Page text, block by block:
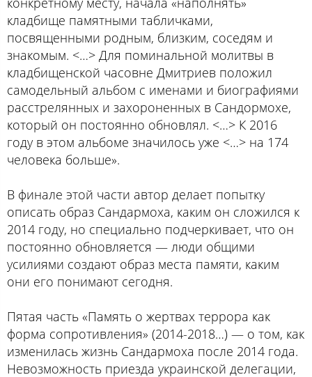
кладбище памятными табличками,
посвященными родным, близким, соседям и
знакомым. <…> Для поминальной молитвы в
кладбищенской часовне Дмитриев положил
самодельный альбом с именами и биографиями
расстрелянных и захороненных в Сандормохе,
который он постоянно обновлял. <…> К 2016
году в этом альбоме значилось уже <…> на 174
человека больше».
В финале этой части автор делает попытку
описать образ Сандармоха, каким он сложился к
2014 году, но специально подчеркивает, что он
постоянно обновляется — люди общими
усилиями создают образ места памяти, каким
они его понимают сегодня.
Пятая часть «Память о жертвах террора как
форма сопротивления» (2014-2018…) — о том, как
изменилась жизнь Сандармоха после 2014 года.
Невозможность приезда украинской делегации,